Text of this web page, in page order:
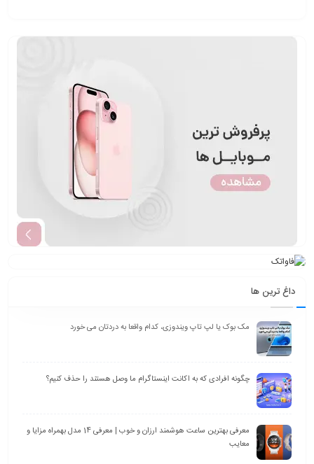
داغ ترین ها
مک بوک یا لپ تاپ ویندوزی، کدام واقعا به دردتان می خورد
چگونه افرادی که به اکانت اینستاگرام ما وصل هستند را حذف کنیم؟
معرفی بهترین ساعت هوشمند ارزان و خوب | معرفی 14 مدل بهمراه مزایا و
معایب